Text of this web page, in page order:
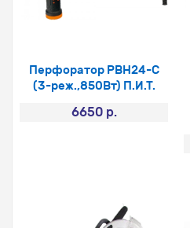
Перфоратор PBH24-С
(3-реж.,850Вт) П.И.Т.
6650 р.